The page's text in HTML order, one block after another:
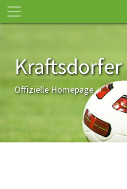
Kraftsdorfer
Offizielle Homepage